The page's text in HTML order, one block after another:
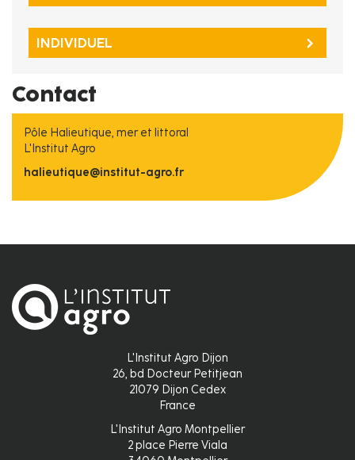
INDIVIDUEL
Contact
Pôle Halieutique, mer et littoral
L'Institut Agro
halieutique@institut-agro.fr
L'Institut Agro Dijon
26, bd Docteur Petitjean
21079 Dijon Cedex
France
L'Institut Agro Montpellier
2 place Pierre Viala